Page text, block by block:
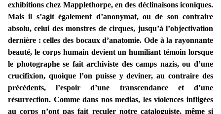
exhibitions chez Mapplethorpe, en des déclinaisons iconiques.
Mais il s’agit également d’anonymat, ou de son contraire
absolu, celui des monstres de cirques, jusqu’à l’objectivation
dernière : celles des bocaux d’anatomie. Ode à la rayonnante
beauté, le corps humain devient un humiliant témoin lorsque
le photographe se fait archiviste des camps nazis, ou d’une
crucifixion, quoique l’on puisse y deviner, au contraire des
précédents, l’espoir d’une transcendance et d’une
résurrection. Comme dans nos medias, les violences infligées
au corps n’ont pas fait reculer notre cataloguiste, même si